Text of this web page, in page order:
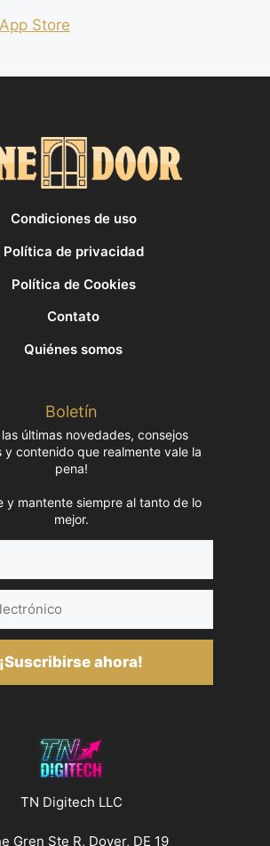
App Store
Condiciones de uso
Política de privacidad
Política de Cookies
Contato
Quiénes somos
Boletín
las últimas novedades, consejos
y contenido que realmente vale la
pena!
y mantente siempre al tanto de lo
mejor.
¡Suscribirse ahora!
TN Digitech LLC
Gren Ste R, Dover, DE 19